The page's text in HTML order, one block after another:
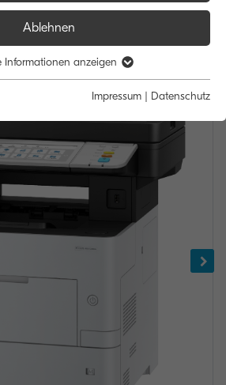
Ablehnen
Informationen anzeigen
Impressum | Datenschutz